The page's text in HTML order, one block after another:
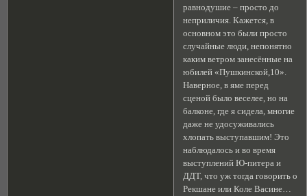
равнодушие – просто до
неприличия. Кажется, в
основном это были просто
случайные люди, непонятно
каким ветром занесённые на
юбилей «Пушкинской,10».
Наверное, в яме перед
сценой было веселее, но на
балконе, где я сидела, многие
даже не удосуживались
хлопать выступавшим! Это
наблюдалось и во время
выступлений Ю-питера и
ДДТ, что уж тогда говорить о
Рекшане или Коле Васине…